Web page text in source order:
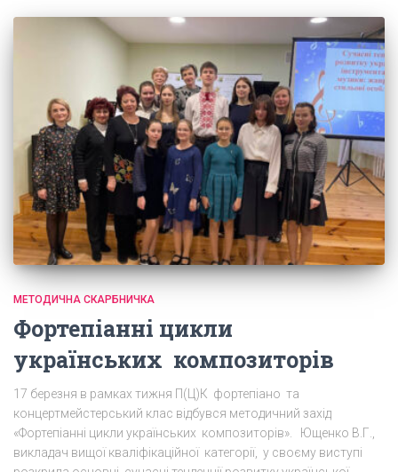
МЕТОДИЧНА СКАРБНИЧКА
Фортепіанні цикли
українських композиторів
17 березня в рамках тижня П(Ц)К фортепіано та
концертмейстерський клас відбувся методичний захід
«Фортепіанні цикли українських композиторів». Ющенко В.Г.,
викладач вищої кваліфікаційної категорії, у своєму виступі